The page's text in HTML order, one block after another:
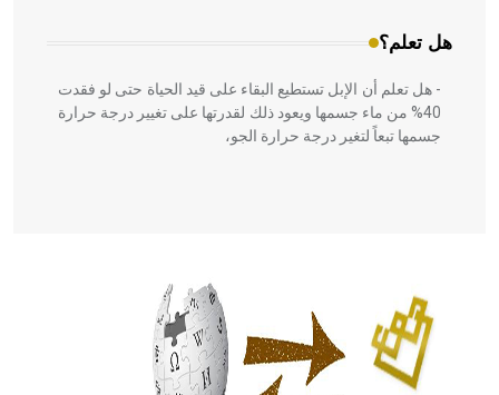
هل تعلم؟
- هل تعلم أن الإبل تستطيع البقاء على قيد الحياة حتى لو فقدت
40% من ماء جسمها ويعود ذلك لقدرتها على تغيير درجة حرارة
جسمها تبعاً لتغير درجة حرارة الجو،
الحكم، الأدلة، تنظيم التغذية، ورسالته في جروح الرأس. ويعود
له الفضل بأنه حرر الطب من الدين والفلسفة.